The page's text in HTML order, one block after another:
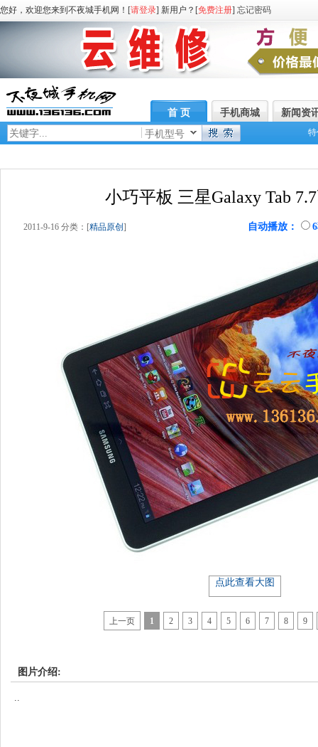
您好，欢迎您来到不夜城手机网！[请登录] 新用户？[免费注册] 忘记密码
首 页 手机商城
新闻资
手机型号
小巧平板 三星Galaxy Tab
2011-9-16 分类：[精品原创 ] 自动播放：
点此查看大图
上一页 1 2 3 4 5 6 7 8 9
图片介绍:
..